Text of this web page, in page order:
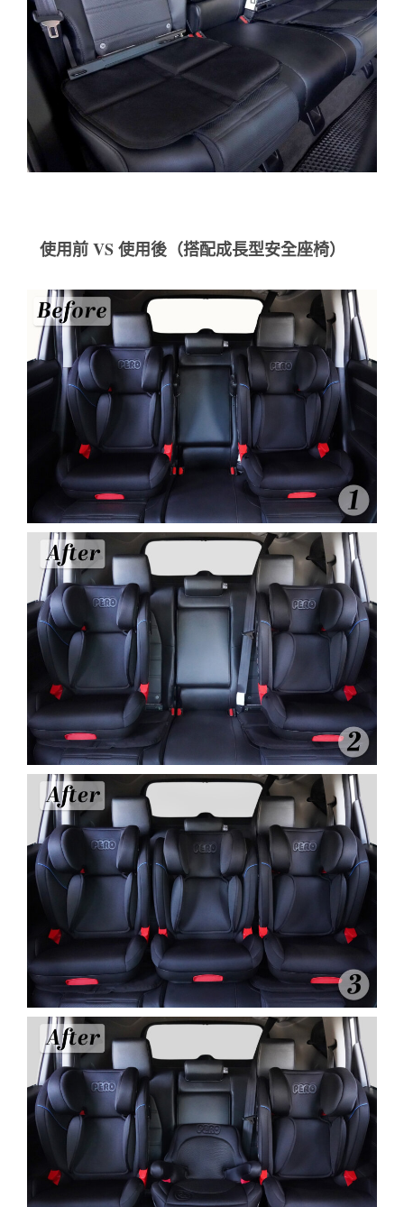
使用前 VS 使用後（搭配成長型安全座椅）